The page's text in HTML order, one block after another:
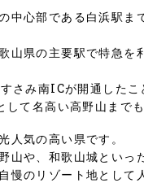
中心部である白浜駅
山県の主要駅で特急を
さみ南ICが開通した
て名高い高野山まで
人気の高い県です。
山や、和歌山城といっ
のリゾート地として